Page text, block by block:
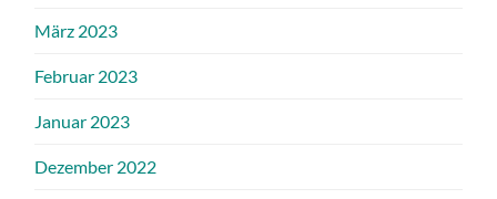
März 2023
Februar 2023
Januar 2023
Dezember 2022